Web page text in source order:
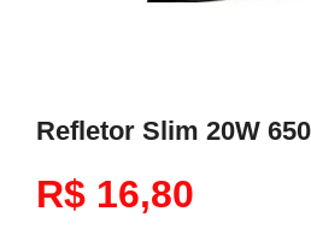
Refletor Slim 20W
R$ 16,80